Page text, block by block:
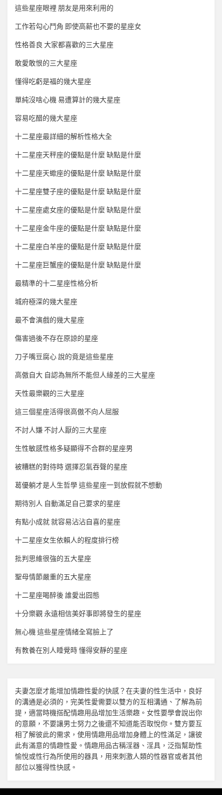
這些星座眼裡 朋友是用來利用的
工作若勾心鬥角 即使高薪也不要的星座女
性格善良 大家都喜歡的三大星座
敢愛敢恨的三大星座
懂得吃虧是福的幾大星座
單純沒啥心機 易遭算計的幾大星座
容易吃醋的幾大星座
十二星座最詳細的解析性格大全
十二星座天秤座的優點是什麼 缺點是什麼
十二星座天蠍座的優點是什麼 缺點是什麼
十二星座雙子座的優點是什麼 缺點是什麼
十二星座處女座的優點是什麼 缺點是什麼
十二星座金牛座的優點是什麼 缺點是什麼
十二星座白羊座的優點是什麼 缺點是什麼
十二星座巨蟹座的優點是什麼 缺點是什麼
最精準的十二星座性格分析
城府極深的幾大星座
最不會演戲的幾大星座
傷害過後不存在原諒的星座
刀子嘴豆腐心 說的竟是這些星座
高傲自大 自認為無所不能但人緣差的三大星座
天性最樂觀的三大星座
這三個星座活得很高傲不向人屈服
不討人嫌 不討人厭的三大星座
生性敏感性格多疑顯得不合群的星座男
被糟糕的對待時 選擇忍氣吞聲的星座
葛優躺才是人生哲學 這些星座一到放假就不想動
期待別人 自動滿足自己要求的星座
有點小成就 就容易沾沾自喜的星座
十二星座女生依賴人的程度排行榜
批判思維很強的五大星座
聖母情節嚴重的五大星座
十二星座喝醉後 誰愛出囧態
十分樂觀 永遠相信美好事即將發生的星座
無心機 這些星座情緒全寫臉上了
有教養在別人睡覺時 懂得安靜的星座
夫妻怎麼才能增加情趣性愛的快感？在夫妻的性生活中，良好
的溝通是必須的，完美性愛需要以雙方的互相溝通、了解為前
提，適當時機搭配情趣用品增加生活樂趣。女性要學會說出你
的意願，不要讓男士努力之後還不知道能否取悅你。雙方要互
相了解彼此的需求，使用情趣用品增加身體上的性滿足，讓彼
此有滿意的情趣性愛。 情趣用品古稱淫器、淫具，泛指幫助性
愉悅或性行為所使用的器具，用來刺激人類的性器官或者其他
部位以獲得性快感。